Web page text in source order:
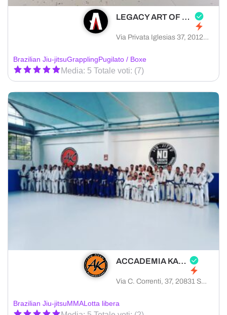
LEGACY ART OF FIGHTING
Via Privata Iglesias 37, 20128 Milano città metropolitana di Milano, Italia
Brazilian Jiu-jitsuGrapplingPugilato / Boxe
Media: 5 Totale voti: (7)
ACCADEMIA KAMA
Via C. Correnti, 37, 20831 Seregno MB, Italia
Brazilian Jiu-jitsuMMALotta libera